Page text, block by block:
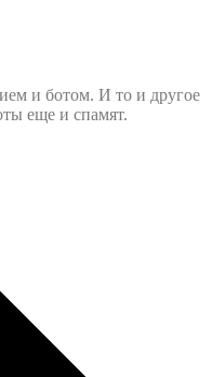
и ботом. И то и другое
еще и спамят.